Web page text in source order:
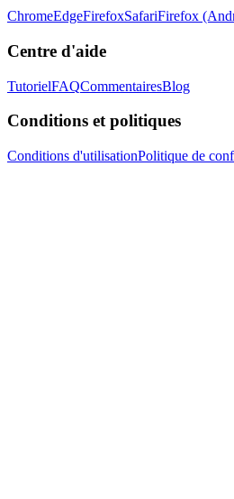
ChromeEdgeFirefoxSafariFirefox
Centre d'aide
TutorielFAQCommentairesBlog
Conditions et politiques
Conditions d'utilisationPolitique de